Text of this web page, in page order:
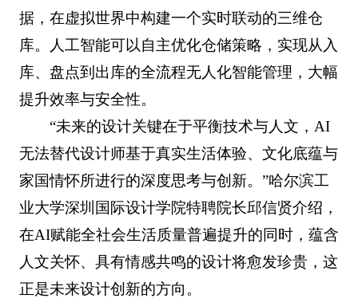
据，在虚拟世界中构建一个实时联动的三维仓
库。人工智能可以自主优化仓储策略，实现从入
库、盘点到出库的全流程无人化智能管理，大幅
提升效率与安全性。
“未来的设计关键在于平衡技术与人文，AI
无法替代设计师基于真实生活体验、文化底蕴与
家国情怀所进行的深度思考与创新。”哈尔滨工
业大学深圳国际设计学院特聘院长邱信贤介绍，
在AI赋能全社会生活质量普遍提升的同时，蕴含
人文关怀、具有情感共鸣的设计将愈发珍贵，这
正是未来设计创新的方向。